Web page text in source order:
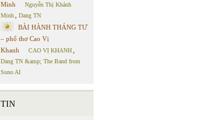
Minh
Nguyễn Thị Khánh
Minh
Dang TN
BÀI HÀNH THÁNG TƯ
– phổ thơ Cao Vị
Khanh
CAO VỊ KHANH
Dang TN &amp; The Band from
Suno AI
TIN